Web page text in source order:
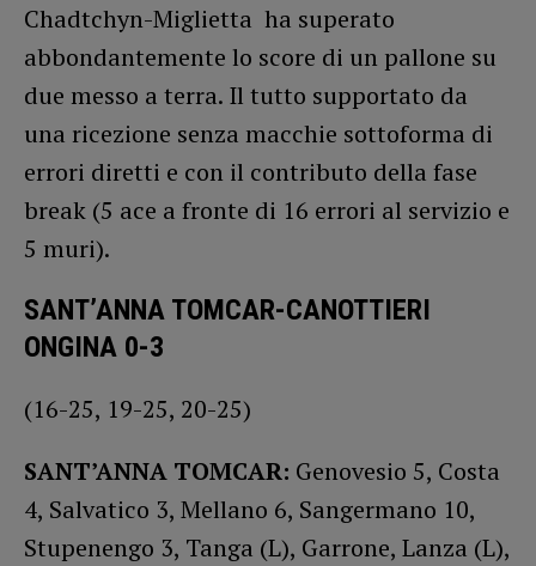
Chadtchyn-Miglietta ha superato
abbondantemente lo score di un pallone su
due messo a terra. Il tutto supportato da
una ricezione senza macchie sottoforma di
errori diretti e con il contributo della fase
break (5 ace a fronte di 16 errori al servizio e
5 muri).
SANT’ANNA TOMCAR-CANOTTIERI
ONGINA 0-3
(16-25, 19-25, 20-25)
SANT’ANNA TOMCAR: Genovesio 5, Costa
4, Salvatico 3, Mellano 6, Sangermano 10,
Stupenengo 3, Tanga (L), Garrone, Lanza (L),